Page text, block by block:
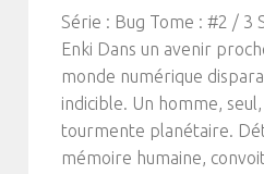
Série : Bug Tome : #2 / 3
Enki Dans un avenir
monde numérique
indicible. Un homme,
tourmente planétaire.
mémoire humaine,